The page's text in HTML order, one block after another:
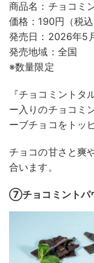
商品名：チョコミ
価格：190円（税込
発売日：2026年5
発売地域：全国
※数量限定
『チョコミント
ー入りのチョコミ
ーブチョコをトッ
チョコの甘さと爽
合います。
⑦チョコミントパ